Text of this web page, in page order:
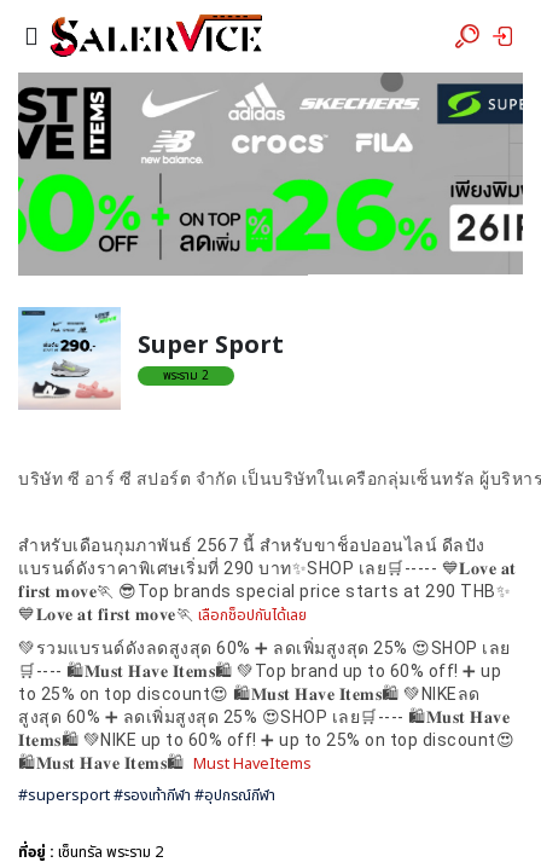
Super Sport
พระราม 2
สำหรับเดือนกุมภาพันธ์ 2567 นี้ สำหรับขาช็อปออนไลน์ ดีลปัง
แบรนด์ดังราคาพิเศษเริ่มที่ 290 บาท✨SHOP เลย🛒----- 💙𝐋𝐨𝐯𝐞 𝐚𝐭
𝐟𝐢𝐫𝐬𝐭 𝐦𝐨𝐯𝐞🏃 😎Top brands special price starts at 290 THB✨
💙𝐋𝐨𝐯𝐞 𝐚𝐭 𝐟𝐢𝐫𝐬𝐭 𝐦𝐨𝐯𝐞🏃 เลือกช็อปกันได้เลย
💚รวมแบรนด์ดังลดสูงสุด 60% ➕ ลดเพิ่มสูงสุด 25% 😍SHOP เลย
🛒---- 🛍️𝐌𝐮𝐬𝐭 𝐇𝐚𝐯𝐞 𝐈𝐭𝐞𝐦𝐬🛍️ 💚Top brand up to 60% off! ➕ up
to 25% on top discount😍 🛍️𝐌𝐮𝐬𝐭 𝐇𝐚𝐯𝐞 𝐈𝐭𝐞𝐦𝐬🛍️ 💚NIKEลด
สูงสุด 60% ➕ ลดเพิ่มสูงสุด 25% 😍SHOP เลย🛒---- 🛍️𝐌𝐮𝐬𝐭 𝐇𝐚𝐯𝐞
𝐈𝐭𝐞𝐦𝐬🛍️ 💚NIKE up to 60% off! ➕ up to 25% on top discount😍
🛍️𝐌𝐮𝐬𝐭 𝐇𝐚𝐯𝐞 𝐈𝐭𝐞𝐦𝐬🛍️ Must HaveItems
#supersport #รองเท้ากีฬา #อุปกรณ์กีฬา
ที่อยู่ : เซ็นทรัล พระราม 2